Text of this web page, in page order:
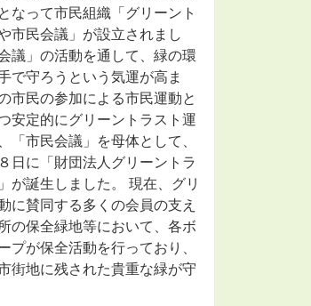
なって市民組織「グリーント
市民会議」が設立されまし
議」の活動を通して、緑の環
で守ろうという気運が高ま
市民の参加による市民運動と
安定的にグリーントラスト運
「市民会議」を母体として、
日に「財団法人グリーントラ
が誕生しました。 現在、グリ
に賛同する多くの会員の支え
の保全緑地等において、各ボ
プが保全活動を行っており、
街地に残された貴重な緑が守